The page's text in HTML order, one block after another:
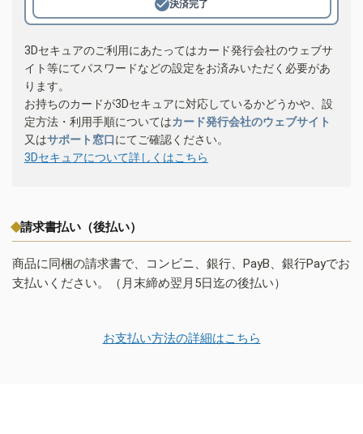
決済完了
3Dセキュアのご利用にあたってはカード発行会社のウェブサ
イト等にてパスワードなどの設定をお済みいただく必要があ
ります。
お持ちのカードが3Dセキュアに対応しているかどうかや、設
定方法・利用手順についてはカード発行会社のウェブサイト
又はサポート窓口にてご確認ください。
3Dセキュアについて詳しくはこちら
請求書払い（後払い）
商品に同梱の請求書で、コンビニ、銀行、PayB、銀行Payでお
支払いください。（月末締め翌月5日迄の後払い）
お支払い方法の詳細はこちら